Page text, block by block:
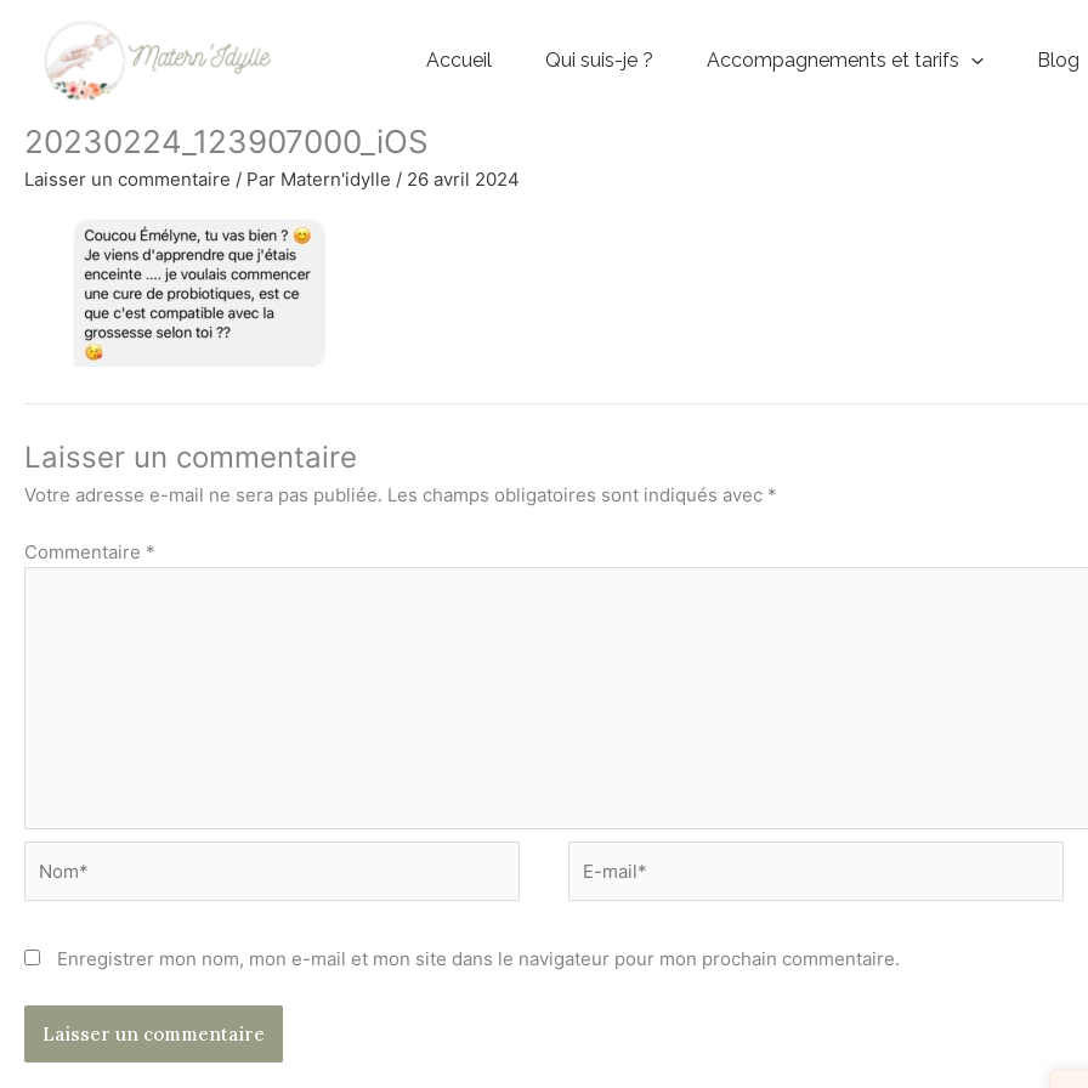
contenu
Accueil Qui suis-je ? Accompagnements et tarifs Blog
20230224_123907000_iOS
Laisser un commentaire / Par Matern'idylle / 26 avril 2024
Laisser un commentaire
Votre adresse e-mail ne sera pas publiée. Les champs obligatoires sont indiqués avec *
Commentaire *
mail*
Enregistrer mon nom, mon e-mail et mon site dans le navigateur pour mon prochain commentaire.